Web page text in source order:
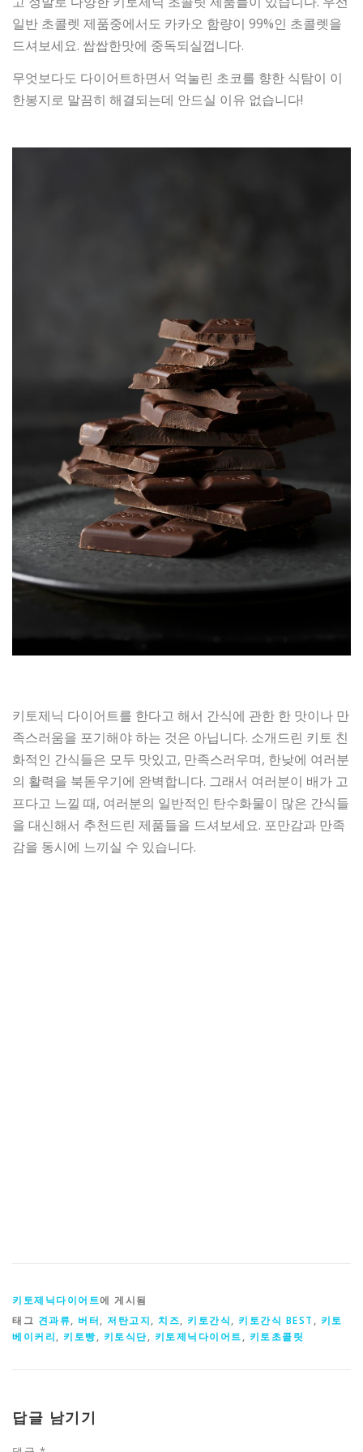
일반 초콜렛 제품중에서도 카카오 함량이 99%인 초콜렛을
드셔보세요. 쌉쌉한맛에 중독되실껍니다.
무엇보다도 다이어트하면서 억눌린 초코를 향한 식탐이 이
한봉지로 말끔히 해결되는데 안드실 이유 없습니다!
키토제닉 다이어트를 한다고 해서 간식에 관한 한 맛이나 만
족스러움을 포기해야 하는 것은 아닙니다. 소개드린 키토 친
화적인 간식들은 모두 맛있고, 만족스러우며, 한낮에 여러분
의 활력을 북돋우기에 완벽합니다. 그래서 여러분이 배가 고
프다고 느낄 때, 여러분의 일반적인 탄수화물이 많은 간식들
을 대신해서 추천드린 제품들을 드셔보세요. 포만감과 만족
감을 동시에 느끼실 수 있습니다.
키토제닉다이어트에 게시됨
태그 견과류, 버터, 저탄고지, 치즈, 키토간식, 키토간식 BEST , 키토
베이커리, 키토빵, 키토식단, 키토제닉다이어트, 키토초콜릿
답글 남기기